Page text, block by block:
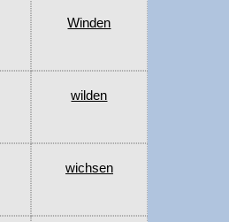
Winden
wilden
wichsen